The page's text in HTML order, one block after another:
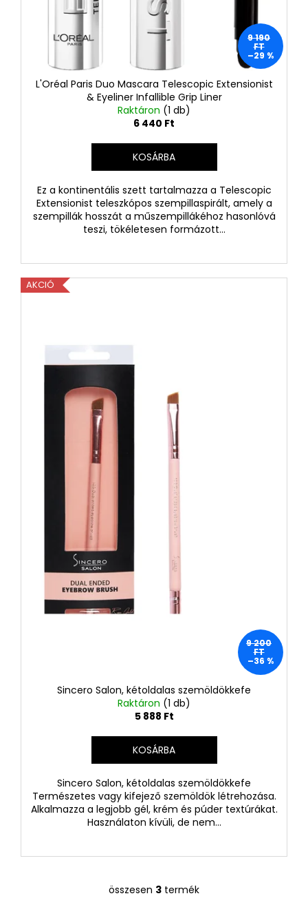
9 190
FT
–29 %
L'Oréal Paris Duo Mascara Telescopic Extensionist
& Eyeliner Infallible Grip Liner
Raktáron (1 db)
6 440 Ft
KOSÁRBA
Ez a kontinentális szett tartalmazza a Telescopic
Extensionist teleszkópos szempillaspirált, amely a
szempillák hosszát a műszempillákéhoz hasonlóvá
teszi, tökéletesen formázott...
AKCIÓ
9 200
FT
–36 %
Sincero Salon, kétoldalas szemöldökkefe
Raktáron (1 db)
5 888 Ft
KOSÁRBA
Sincero Salon, kétoldalas szemöldökkefe
Természetes vagy kifejező szemöldök létrehozása.
Alkalmazza a legjobb gél, krém és púder textúrákat.
Használaton kívüli, de nem...
L
összesen 3 termék